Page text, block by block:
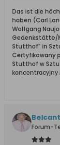
Das ist die
haben (Carl
Wolfgang
Gedenkstätte/
Stutthof" in
Certyfikowany
Stutthof w
koncentracyjny
Forum-